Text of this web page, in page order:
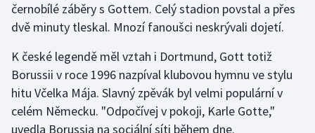
Motorsport
Olympijské hry
Parasport
Plavání
černobílé záběry s Gottem. Celý stadion povstal a přes
dvě minuty tleskal. Mnozí fanoušci neskrývali dojetí.
K české legendě měl vztah i Dortmund, Gott totiž
Borussii v roce 1996 nazpíval klubovou hymnu ve stylu
hitu Včelka Mája. Slavný zpěvák byl velmi populární v
celém Německu. "Odpočívej v pokoji, Karle Gotte,"
uvedla Borussia na sociální síti během dne.